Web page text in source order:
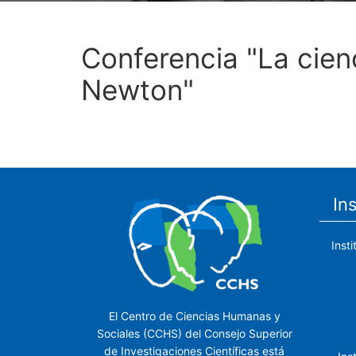
Conferencia "La
Newton"
El Centro de Ciencias Humanas y
Sociales (CCHS) del Consejo Superior
de Investigaciones Científicas está